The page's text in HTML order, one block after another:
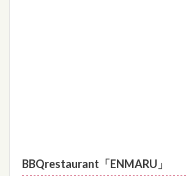
BBQrestaurant「ENMARU」